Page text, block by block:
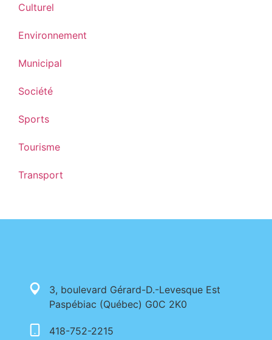
Culturel
Environnement
Municipal
Société
Sports
Tourisme
Transport
3, boulevard Gérard-D.-Levesque Est
Paspébiac (Québec) G0C 2K0
418-752-2215